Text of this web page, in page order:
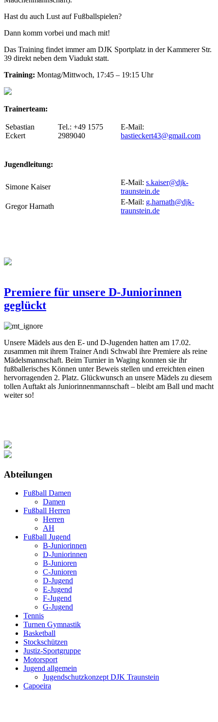
Hast du auch Lust auf Fußballspielen?
Dann komm vorbei und mach mit!
Das Training findet immer am DJK Sportplatz in der Kammerer Str.
39 direkt neben dem Viadukt statt.
Training: Montag/Mittwoch, 17:45 – 19:15 Uhr
Trainerteam:
Sebastian
Eckert
Tel.: +49 1575
2989040
E-Mail:
bastieckert43@gmail.com
Jugendleitung:
Simone Kaiser
E-Mail: s.kaiser@djk-
traunstein.de
Gregor Harnath
E-Mail: g.harnath@djk-
traunstein.de
Premiere für unsere D-Juniorinnen
geglückt
Unsere Mädels aus den E- und D-Jugenden hatten am 17.02.
zusammen mit ihrem Trainer Andi Schwabl ihre Premiere als reine
Mädelsmannschaft. Beim Turnier in Waging konnten sie ihr
fußballerisches Können unter Beweis stellen und erreichten einen
hervorragenden 2. Platz. Glückwunsch an unsere Mädels zu diesem
tollen Auftakt als Juniorinnenmannschaft – bleibt am Ball und macht
weiter so!
Abteilungen
Fußball Damen
Damen
Fußball Herren
Herren
AH
Fußball Jugend
B-Juniorinnen
D-Juniorinnen
B-Junioren
C-Junioren
D-Jugend
E-Jugend
F-Jugend
G-Jugend
Tennis
Turnen Gymnastik
Basketball
Stockschützen
Justiz-Sportgruppe
Motorsport
Jugend allgemein
Jugendschutzkonzept DJK Traunstein
Capoeira